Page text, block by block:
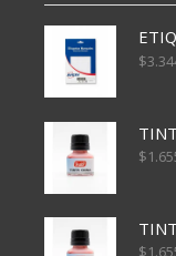
$
$
$